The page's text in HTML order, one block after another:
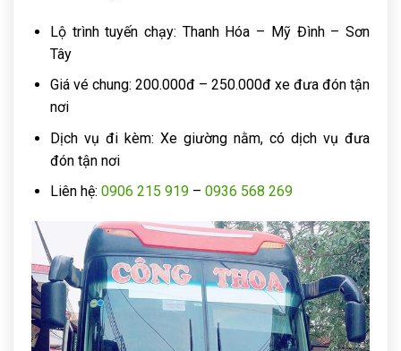
Lộ trình tuyến chạy: Thanh Hóa – Mỹ Đình – Sơn
Tây
Giá vé chung: 200.000đ – 250.000đ xe đưa đón tận
nơi
Dịch vụ đi kèm: Xe giường nằm, có dịch vụ đưa
đón tận nơi
Liên hệ: 0906 215 919– 0936 568 269